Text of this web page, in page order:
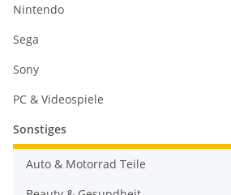
Nintendo
Sega
Sony
PC & Videospiele
Sonstiges
Auto & Motorrad Teile